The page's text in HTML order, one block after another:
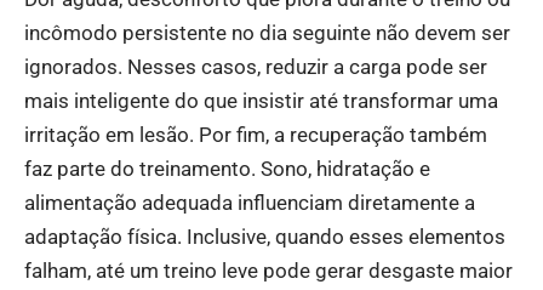
incômodo persistente no dia seguinte não devem ser
ignorados. Nesses casos, reduzir a carga pode ser
mais inteligente do que insistir até transformar uma
irritação em lesão. Por fim, a recuperação também
faz parte do treinamento. Sono, hidratação e
alimentação adequada influenciam diretamente a
adaptação física. Inclusive, quando esses elementos
falham, até um treino leve pode gerar desgaste maior